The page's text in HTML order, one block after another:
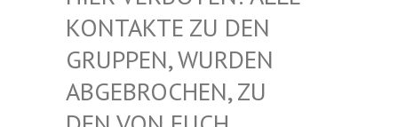
ONTAKTE ZU DEN G
RUPPEN, WURDEN A
BGEBROCHEN, ZU D